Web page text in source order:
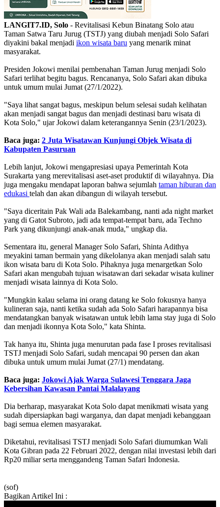
LANGIT7.ID, Solo - Revitalisasi Kebun Binatang Solo atau
Taman Satwa Taru Jurug (TSTJ) yang diubah menjadi Solo Safari
diyakini bakal menjadi ikon wisata baru yang menarik minat
masyarakat.
Presiden Jokowi menilai pembenahan Taman Jurug menjadi Solo
Safari terlihat begitu bagus. Rencananya, Solo Safari akan dibuka
untuk umum mulai Jumat (27/1/2022).
"Saya lihat sangat bagus, meskipun belum selesai sudah kelihatan
akan menjadi sangat bagus dan menjadi destinasi baru wisata di
Kota Solo," ujar Jokowi dalam keterangannya Senin (23/1/2023).
Baca juga: 2 Juta Wisatawan Kunjungi Objek Wisata di
Kabupaten Pasuruan
Lebih lanjut, Jokowi mengapresiasi upaya Pemerintah Kota
Surakarta yang merevitalisasi aset-aset produktif di wilayahnya. Dia
juga mengaku mendapat laporan bahwa sejumlah taman hiburan dan
edukasi telah dan akan dibangun di wilayah tersebut.
"Saya diceritain Pak Wali ada Balekambang, nanti ada night market
yang di Gatot Subroto, jadi ada tempat-tempat baru, ada Techno
Park yang dikunjungi anak-anak muda," ungkap dia.
Sementara itu, general Manager Solo Safari, Shinta Adithya
meyakini taman bermain yang dikelolanya akan menjadi salah satu
ikon wisata baru di Kota Solo. Pihaknya juga menargetkan Solo
Safari akan mengubah tujuan wisatawan dari sekadar wisata kuliner
menjadi wisata lainnya di Kota Solo.
"Mungkin kalau selama ini orang datang ke Solo fokusnya hanya
kulineran saja, nanti ketika sudah ada Solo Safari harapannya bisa
mendatangkan banyak wisatawan untuk lebih lama stay juga di Solo
dan menjadi ikonnya Kota Solo," kata Shinta.
Tak hanya itu, Shinta juga menurutan pada fase I proses revitalisasi
TSTJ menjadi Solo Safari, sudah mencapai 90 persen dan akan
dibuka untuk umum mulai Jumat (27/1) mendatang.
Baca juga: Jokowi Ajak Warga Sulawesi Tenggara Jaga
Kebersihan Kawasan Pantai Malalayang
Dia berharap, masyarakat Kota Solo dapat menikmati wisata yang
sudah dipersiapkan bagi warganya, dan dapat menjadi kebanggaan
bagi semua elemen masyarakat.
Diketahui, revitalisasi TSTJ menjadi Solo Safari diumumkan Wali
Kota Gibran pada 22 Februari 2022, dengan nilai investasi lebih dari
Rp20 miliar serta menggandeng Taman Safari Indonesia.
(sof)
Bagikan Artikel Ini :